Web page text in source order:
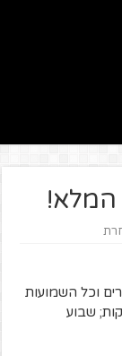
וכל השמועות
שבוע